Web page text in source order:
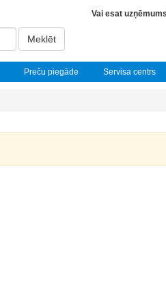
Vai esat
Meklēt
Preču piegāde Servisa centrs